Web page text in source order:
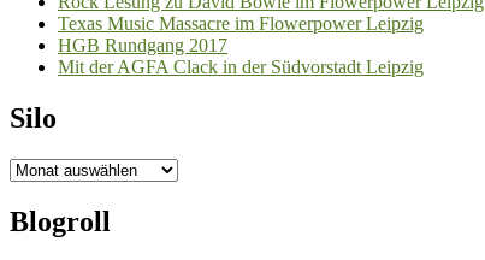
Texas Music Massacre im Flowerpower Leipzig
HGB Rundgang 2017
Mit der AGFA Clack in der Südvorstadt Leipzig
Silo
Silo
Blogroll